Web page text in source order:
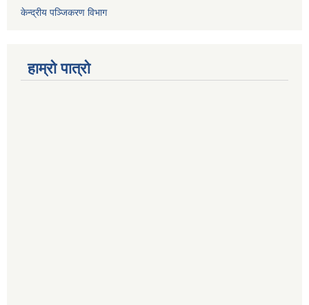
केन्द्रीय पञ्जिकरण विभाग
हाम्रो पात्रो